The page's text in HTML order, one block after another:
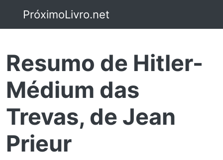
PróximoLivro.net
Resumo de Hitler-
Médium das
Trevas, de Jean
Prieur